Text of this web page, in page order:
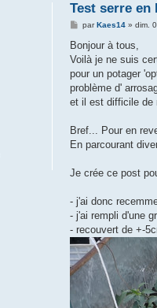
Test serre en
M
s
a
g
parKaes14» dim.
Bonjour à tous,
Voilà je ne suis
pour un potager
problème d'
et il est difficile de
Bref... Pour en
En parcourant
Je crée ce post
- j'ai donc
- j'ai rempli d'une
- recouvert de +-